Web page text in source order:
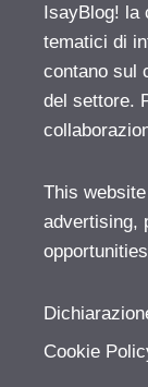
IsayBlog! la
tematici di
contano sul
del settore.
This
advertising,
Cookie